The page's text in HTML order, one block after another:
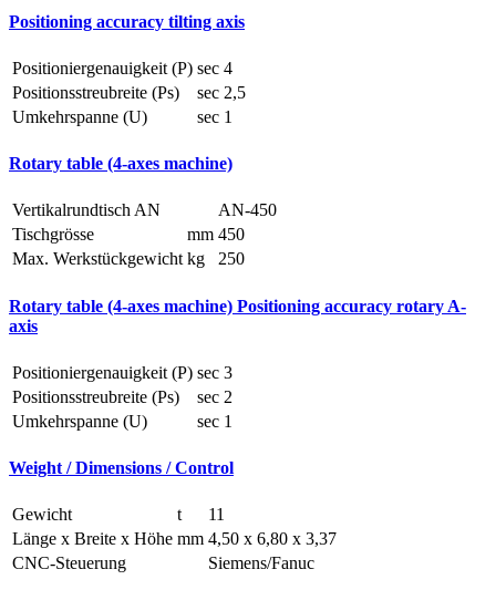
Positioning accuracy tilting axis
Positioniergenauigkeit (P) sec 4
Positionsstreubreite (Ps)
sec 2,5
Umkehrspanne (U)
sec 1
Rotary table (4-axes machine)
Vertikalrundtisch AN
AN-450
Tischgrösse
mm 450
Max. Werkstückgewicht kg 250
Rotary table (4-axes machine) Positioning accuracy rotary A-
axis
Positioniergenauigkeit (P) sec 3
Positionsstreubreite (Ps)
sec 2
Umkehrspanne (U)
sec 1
Weight / Dimensions / Control
Gewicht t
11
Länge x Breite x Höhe mm 4,50 x 6,80 x 3,37
CNC-Steuerung
Siemens/Fanuc